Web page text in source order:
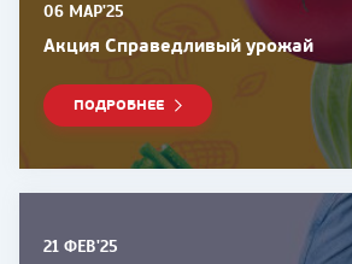
06 МАР'25
Акция Справедливый урожай
ПОДРОБНЕЕ
21 ФЕВ'25